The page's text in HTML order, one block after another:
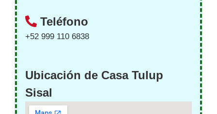
Teléfono
+52 999 110 6838
Ubicación de Casa Tulup
Sisal